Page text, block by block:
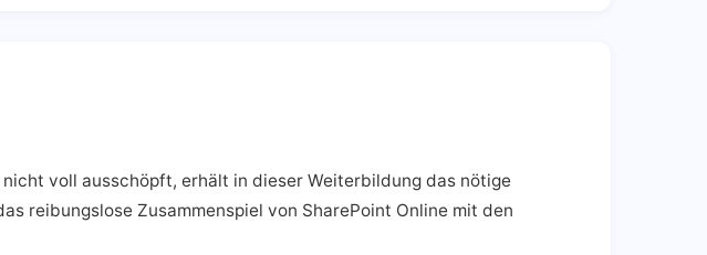
voll ausschöpft, erhält in dieser Weiterbildung das nötige
reibungslose Zusammenspiel von SharePoint Online mit den